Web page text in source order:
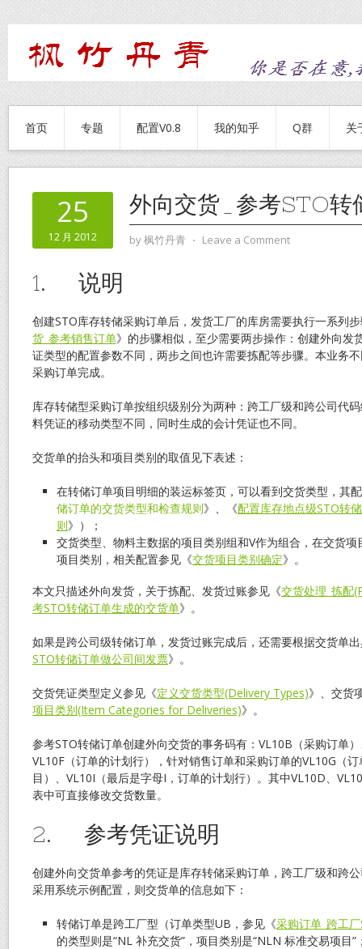
首页 专题 配置V0.8 我的知乎 Q群 关
25
12 月 2012
外向交货_参考STO转
by枫竹丹青 ⋅ Leave a Comment
1. 说明
创建STO库存转储采购订单后，发货工厂的库房需要执行一系列
货_参考销售订单》的步骤相似，至少需要两步操作：创建外向发
证类型的配置参数不同，两步之间也许需要拣配等步骤。本业务
采购订单完成。
库存转储型采购订单按组织级别分为两种：跨工厂级和跨公司代
料凭证的移动类型不同，同时生成的会计凭证也不同。
交货单的抬头和项目类别的取值见下表述：
在转储订单项目明细的装运标签页，可以看到交货类型，其
储订单的交货类型和检查规则》、《配置库存地点级STO转
则》）；
交货类型、物料主数据的项目类别组和V作为组合，在交货
项目类别，相关配置参见《交货项目类别确定》。
本文只描述外向发货，关于拣配、发货过账参见《交货处理_拣配
考STO转储订单生成的交货单》。
如果是跨公司级转储订单，发货过账完成后，还需要根据交货单
STO转储订单做公司间发票》。
交货凭证类型定义参见《定义交货类型(Delivery Types)》、交货
项目类别(Item Categories for Deliveries)》。
参考STO转储订单创建外向交货的事务码有：VL10B（采购订单
VL10F（订单的计划行），针对销售订单和采购订单的VL10G（
目）、VL10I（最后是字母I，订单的计划行）。其中VL10D、
表中可直接修改交货数量。
2. 参考凭证说明
创建外向交货单参考的凭证是库存转储采购订单，跨工厂级和跨
采用系统示例配置，则交货单的信息如下：
转储订单是跨工厂型（订单类型UB，参见《采购订单_跨工
的类型则是“NL 补充交货”，项目类别是“NLN 标准交易项目”